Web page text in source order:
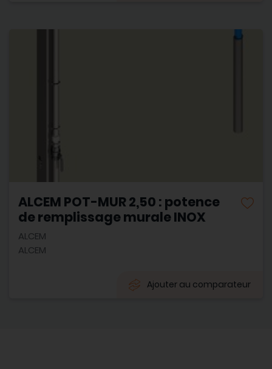
ALCEM POT-MUR 2,50 : potence
de remplissage murale INOX
ALCEM
ALCEM
Ajouter au comparateur